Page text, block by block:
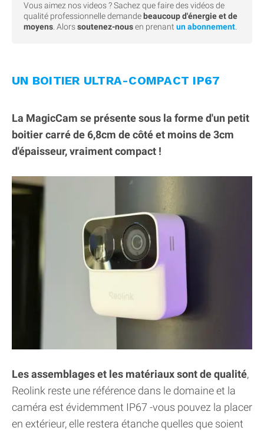
Vous aimez nos videos ? Sachez que faire des vidéos de
qualité professionnelle demande beaucoup d'énergie et de
moyens. Alorssoutenez-nousen prenant un abonnement.
UN BOITIER ULTRA-COMPACT IP67
La MagicCam se présente sous la forme d'un petit
boitier carré de 6,8cm de côté et moins de 3cm
d'épaisseur, vraiment compact !
Les assemblages et les matériaux sont de qualité,
Reolink reste une référence dans le domaine et la
caméra est évidemment IP67 -vous pouvez la placer
en extérieur, elle restera étanche quelles que soient